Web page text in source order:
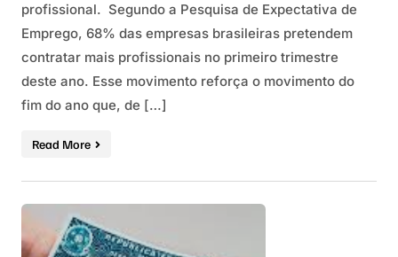
profissional. Segundo a Pesquisa de Expectativa de
Emprego, 68% das empresas brasileiras pretendem
contratar mais profissionais no primeiro trimestre
deste ano. Esse movimento reforça o movimento do
fim do ano que, de […]
Read More